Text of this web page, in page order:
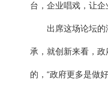
台，企业唱戏，让
出席这场论坛的
承，就创新来看，
的，“政府更多是做